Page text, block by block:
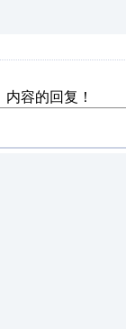
内容的回复！